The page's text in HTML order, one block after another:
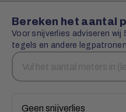
Bereken het aantal
Voor snijverlies adviseren wij
tegels en andere
Aantal
vierkante
Snijverlies